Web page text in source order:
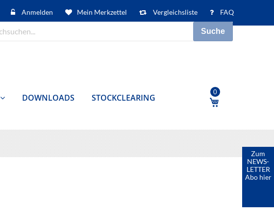
Anmelden Mein Merkzettel Vergleichsliste FAQ
DOWNLOADS STOCKCLEARING
0
Suche
Zum
NEWS-
LETTER
Abo hier